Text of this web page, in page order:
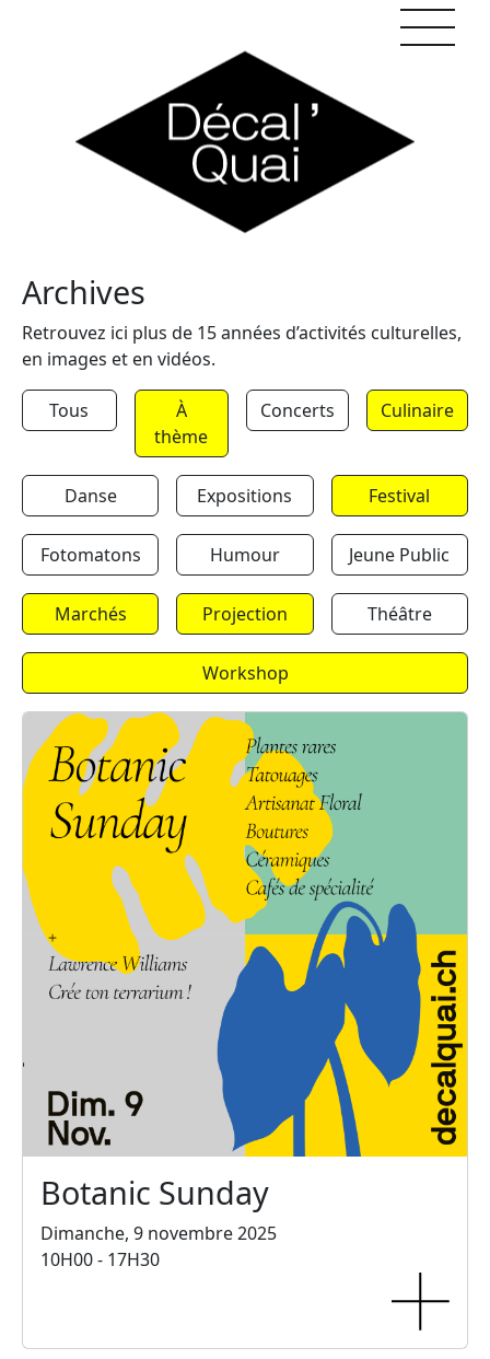
Archives
Retrouvez ici plus de 15 années d’activités culturelles,
en images et en vidéos.
Tous
À
thème
Concerts Culinaire
Danse Expositions Festival
Fotomatons Humour Jeune Public
Marchés Projection Théâtre
Workshop
Botanic Sunday
Dimanche, 9 novembre 2025
10H00 - 17H30